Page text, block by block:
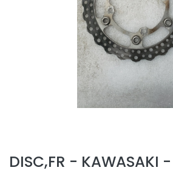
DISC,FR - KAWASAKI